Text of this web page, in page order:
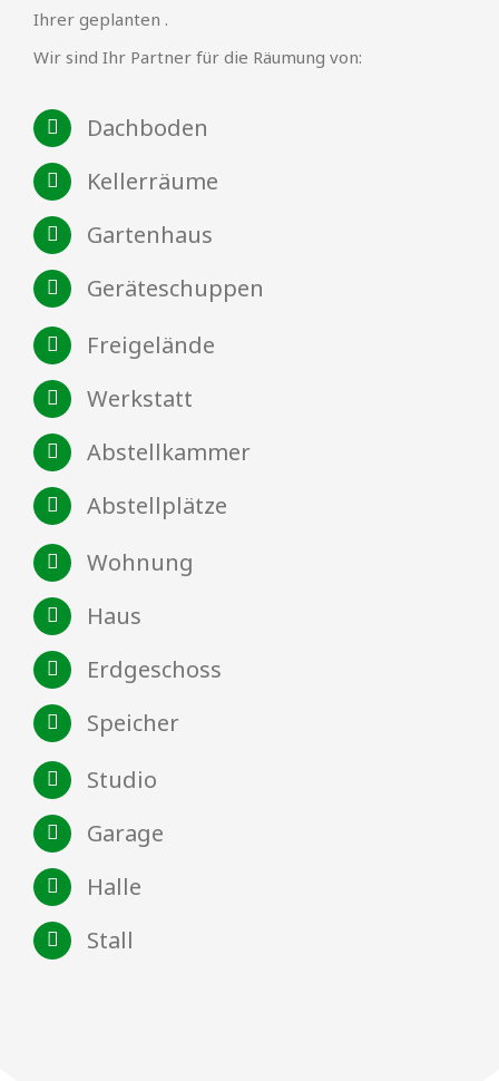
Ihrer geplanten .
Wir sind Ihr Partner für die Räumung von:
Dachboden
Kellerräume
Gartenhaus
Geräteschuppen
Freigelände
Werkstatt
Abstellkammer
Abstellplätze
Wohnung
Haus
Erdgeschoss
Speicher
Studio
Garage
Halle
Stall